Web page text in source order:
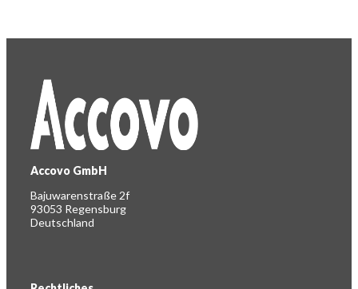
Accovo GmbH
Bajuwarenstraße 2f
93053 Regensburg
Deutschland